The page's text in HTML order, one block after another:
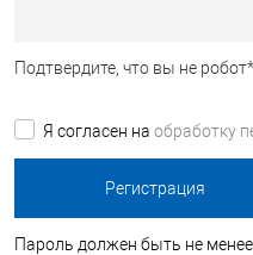
Подтвердите, что вы не робот*
Я согласен на обработку
Пароль должен быть не